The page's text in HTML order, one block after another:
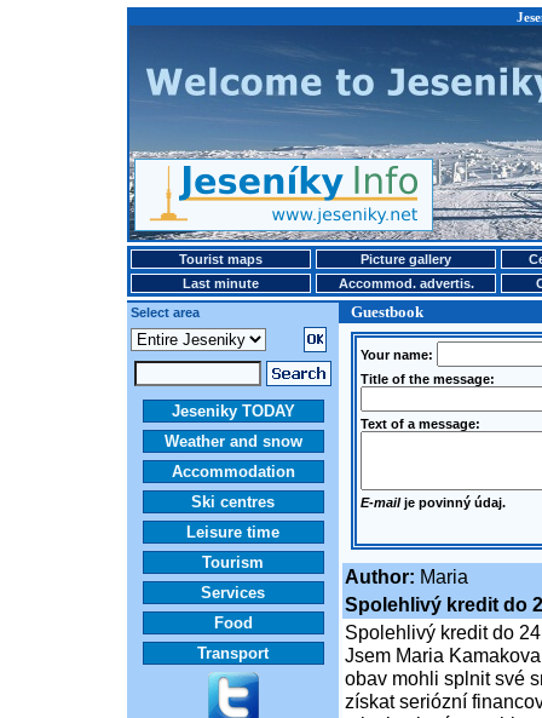
Tourist maps Picture gallery
Last minute
Accommod. advertis.
Select area
Guestbook
Jeseniky TODAY
Weather and snow
Accommodation
Ski centres
Leisure time
Tourism
Services
Food
Transport
Your name:
Title of the message:
Text of a message:
E-mailje povinný údaj.
Author: Maria
Spolehlivý kredit do
Spolehlivý kredit do
Jsem Maria
obav mohli splnit své
získat seriózní